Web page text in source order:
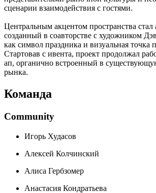
сценарии взаимодействия с гостями.
Центральным акцентом пространства стал
созданный в соавторстве с художником
как символ праздника и визуальная точка
Стартовав с ивента, проект продолжал
ап, органично встроенный в
рынка.
Команда
Community
Игорь Худасов
Алексей Колчинский
Алиса Гербзомер
Анастасия Кондратьева